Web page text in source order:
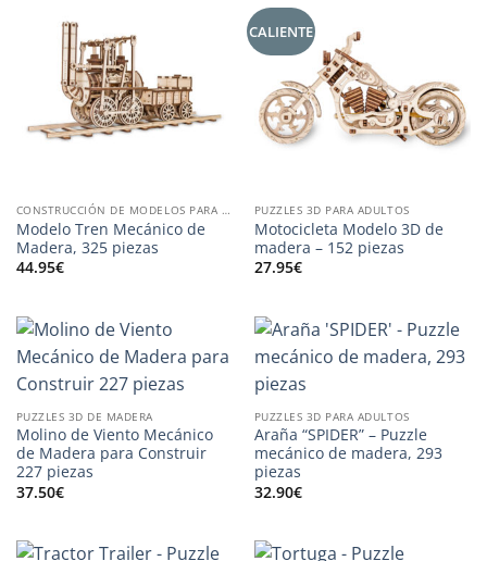
CONSTRUCCIÓN DE MODELOS PARA ADULTOS
Modelo Tren Mecánico de
Madera, 325 piezas
44.95€
CALIENTE
PUZZLES 3D PARA ADULTOS
Motocicleta Modelo 3D de
madera – 152 piezas
27.95€
PUZZLES 3D DE MADERA
Molino de Viento Mecánico
de Madera para Construir
227 piezas
37.50€
PUZZLES 3D PARA ADULTOS
Araña “SPIDER” – Puzzle
mecánico de madera, 293
piezas
32.90€